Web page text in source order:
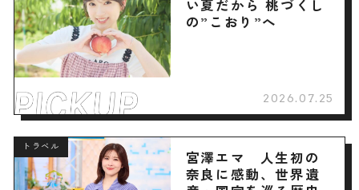
い夏だから 桃づくし
の”こおり”へ
2026.07.25
トラベル
宮澤エマ 人生初の
奈良に感動、世界遺